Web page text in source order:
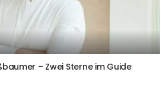
– Zwei Sterne im Guide